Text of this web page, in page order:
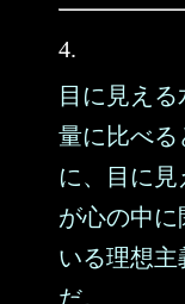
4.
目に見え
量に比べる
に、目に
が心の中
いる理想
だ。